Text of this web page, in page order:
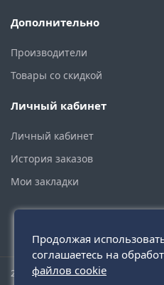
Дополнительно
Производители
Товары со скидкой
Личный кабинет
Личный кабинет
История заказов
Мои закладки
2015 - 2026 © santehmoskva.ru —
Продолжая
соглашаетесь на
файлов cookie